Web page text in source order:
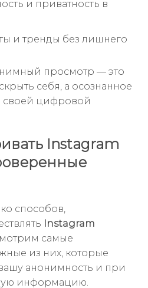
и приватность в
и тренды без лишнего
просмотр — это
себя, а осознанное
своей цифровой
Instagram
способов,
Instagram
самые
из них, которые
анонимность и при
информацию.